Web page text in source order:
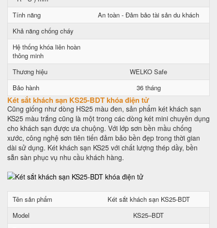
Tính năng
An toàn - Đảm bảo tài sản du khách
Khả năng chống cháy
Hệ thống khóa liên hoàn
thông minh
Thương hiệu
WELKO Safe
Bảo hành
36 tháng
Két sắt khách sạn KS25-BDT khóa điện tử
Cũng giống như dòng HS25 màu đen, sản phẩm két khách sạn
KS25 màu trắng cũng là một trong các dòng két mini chuyên dụng
cho khách sạn được ưa chuộng. Với lớp sơn bền mầu chống
xước, công nghệ sơn tiên tiến đảm bảo bền đẹp trong thời gian
dài sử dụng. Két khách sạn KS25 với chất lượng thép dầy, bền
sẵn sàn phục vụ nhu cầu khách hàng.
Tên sản phẩm
Két sắt khách sạn KS25-BDT
Model
KS25–BDT